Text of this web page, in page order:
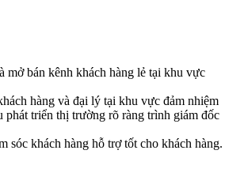
mở bán kênh khách hàng lẻ tại khu vực
hàng và đại lý tại khu vực đảm nhiệm
phát triển thị trường rõ ràng trình giám đốc
sóc khách hàng hỗ trợ tốt cho khách hàng.